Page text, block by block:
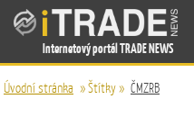
Internetový portál TRADE NEWS
Úvodní stránka »Štítky» ČMZRB